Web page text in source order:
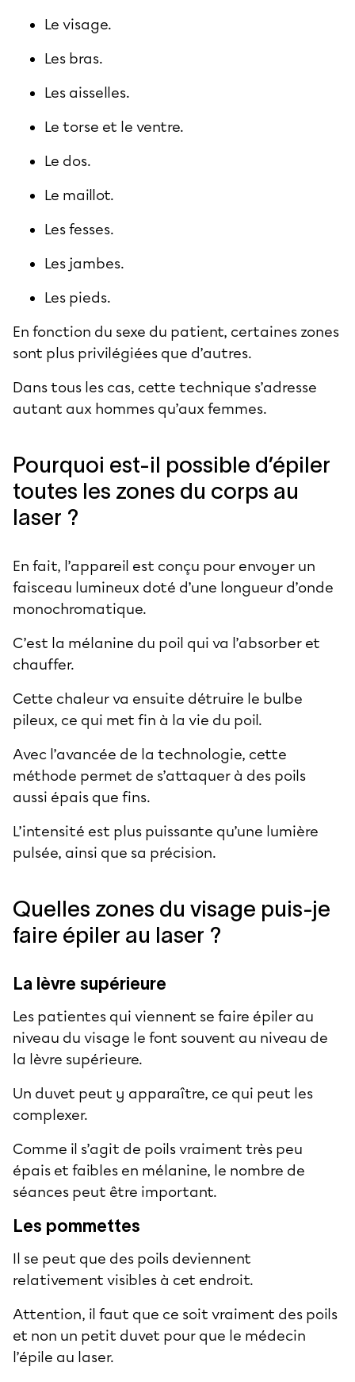
Le visage.
Les bras.
Les aisselles.
Le torse et le ventre.
Le dos.
Le maillot.
Les fesses.
Les jambes.
Les pieds.
En fonction du sexe du patient, certaines zones
sont plus privilégiées que d’autres.
Dans tous les cas, cette technique s’adresse
autant aux hommes qu’aux femmes.
Pourquoi est-il possible d’épiler
toutes les zones du corps au
laser ?
En fait, l’appareil est conçu pour envoyer un
faisceau lumineux doté d’une longueur d’onde
monochromatique.
C’est la mélanine du poil qui va l’absorber et
chauffer.
Cette chaleur va ensuite détruire le bulbe
pileux, ce qui met fin à la vie du poil.
Avec l’avancée de la technologie, cette
méthode permet de s’attaquer à des poils
aussi épais que fins.
L’intensité est plus puissante qu’une lumière
pulsée, ainsi que sa précision.
Quelles zones du visage puis-je
faire épiler au laser ?
La lèvre supérieure
Les patientes qui viennent se faire épiler au
niveau du visage le font souvent au niveau de
la lèvre supérieure.
Un duvet peut y apparaître, ce qui peut les
complexer.
Comme il s’agit de poils vraiment très peu
épais et faibles en mélanine, le nombre de
séances peut être important.
Les pommettes
Il se peut que des poils deviennent
relativement visibles à cet endroit.
Attention, il faut que ce soit vraiment des poils
et non un petit duvet pour que le médecin
l’épile au laser.